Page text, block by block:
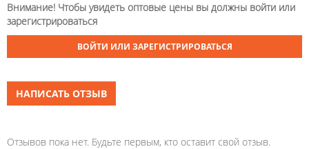
Внимание! Чтобы увидеть оптовые цены вы должны войти или
зарегистрироваться
ВОЙТИ ИЛИ ЗАРЕГИСТРИРОВАТЬСЯ
НАПИСАТЬ ОТЗЫВ
Отзывов пока нет. Будьте первым, кто оставит свой отзыв.